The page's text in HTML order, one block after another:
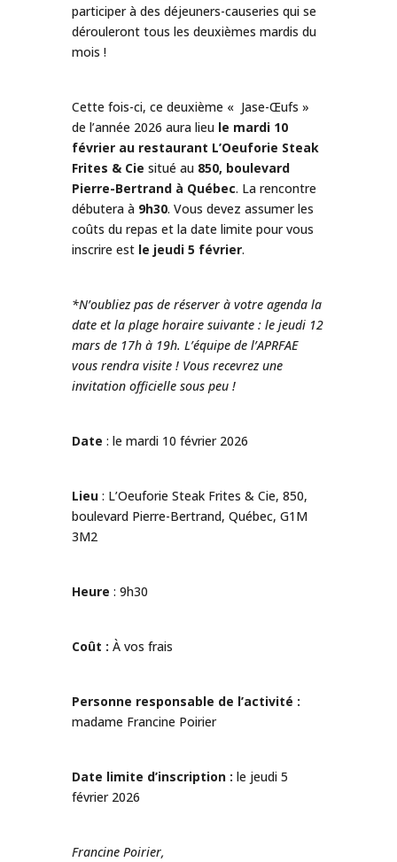
participer à des déjeuners-causeries qui se
dérouleront tous les deuxièmes mardis du
mois !
Cette fois-ci, ce deuxième « Jase-Œufs »
de l’année 2026 aura lieu le mardi 10
février au restaurant L’Oeuforie Steak
Frites & Cie situé au 850, boulevard
Pierre-Bertrand à Québec. La rencontre
débutera à 9h30. Vous devez assumer les
coûts du repas et la date limite pour vous
inscrire est le jeudi 5 février.
*N’oubliez pas de réserver à votre agenda la
date et la plage horaire suivante : le jeudi 12
mars de 17h à 19h. L’équipe de l’APRFAE
vous rendra visite ! Vous recevrez une
invitation officielle sous peu !
Date : le mardi 10 février 2026
Lieu: L’Oeuforie Steak Frites & Cie, 850,
boulevard Pierre-Bertrand, Québec, G1M
3M2
Heure : 9h30
Coût : À vos frais
Personne responsable de l’activité :
madame Francine Poirier
Date limite d’inscription : le jeudi 5
février 2026
Francine Poirier,